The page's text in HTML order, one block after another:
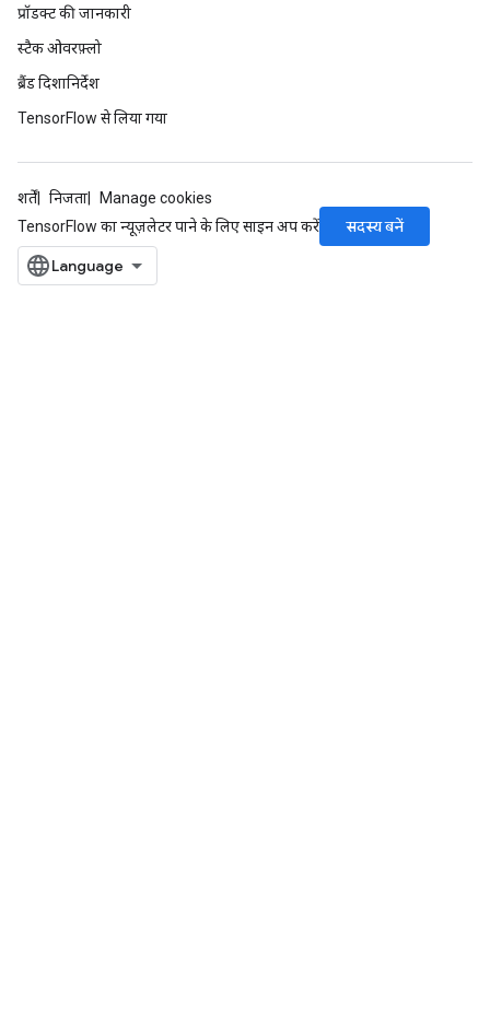
प्रॉडक्ट की जानकारी
स्टैक ओवरफ़्लो
ब्रैंड दिशानिर्देश
TensorFlow से लिया गया
शर्तें निजता
Manage cookies
TensorFlow का न्यूज़लेटर पाने के लिए साइन अप करें
सदस्य बनें